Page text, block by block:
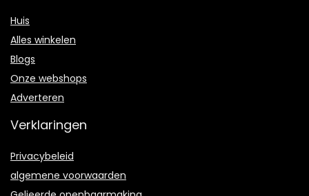
Huis
Alles winkelen
Blogs
Onze webshops
Adverteren
Verklaringen
Privacybeleid
algemene voorwaarden